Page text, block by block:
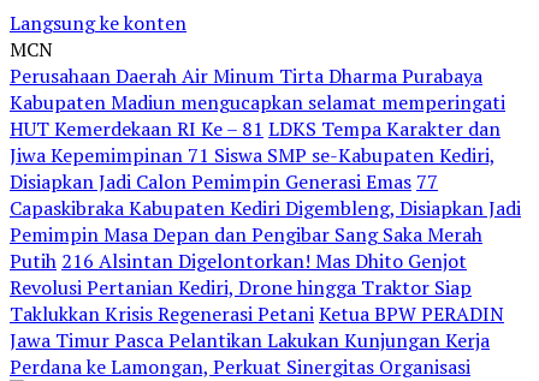
Langsung ke konten
MCN
Perusahaan Daerah Air Minum Tirta Dharma Purabaya
Kabupaten Madiun mengucapkan selamat memperingati
HUT Kemerdekaan RI Ke – 81 LDKS Tempa Karakter dan
Jiwa Kepemimpinan 71 Siswa SMP se-Kabupaten Kediri,
Disiapkan Jadi Calon Pemimpin Generasi Emas 77
Capaskibraka Kabupaten Kediri Digembleng, Disiapkan Jadi
Pemimpin Masa Depan dan Pengibar Sang Saka Merah
Putih 216 Alsintan Digelontorkan! Mas Dhito Genjot
Revolusi Pertanian Kediri, Drone hingga Traktor Siap
Taklukkan Krisis Regenerasi PetaniKetua BPW PERADIN
Jawa Timur Pasca Pelantikan Lakukan Kunjungan Kerja
Perdana ke Lamongan, Perkuat Sinergitas Organisasi